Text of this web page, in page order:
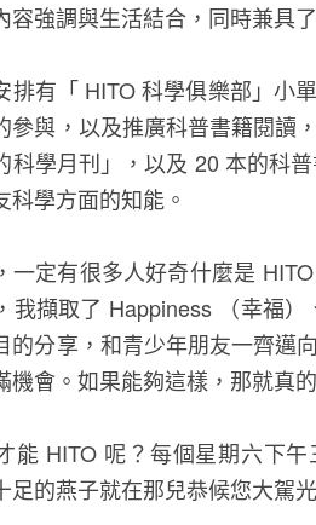
容強調與生活結合，同時兼具
排有「 HITO 科學俱樂部」小
參與，以及推廣科普書籍閱讀
科學月刊」，以及 20 本的科
科學方面的知能。
一定有很多人好奇什麼是
我擷取了 Happiness （幸福
的分享，和青少年朋友一齊邁
機會。如果能夠這樣，那就真
能 HITO 呢？每個星期六下
足的燕子就在那兒恭候您大駕光